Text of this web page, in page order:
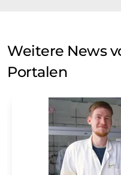
Weitere News
Portalen